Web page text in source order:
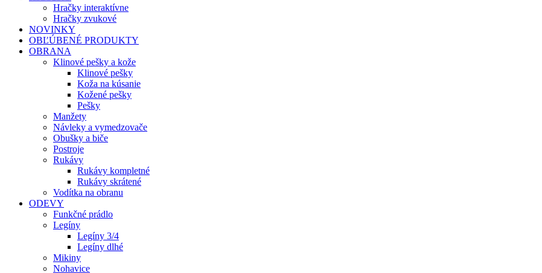
Hračky interaktívne
Hračky zvukové
NOVINKY
OBĽÚBENÉ PRODUKTY
OBRANA
Klinové pešky a kože
Klinové pešky
Koža na kúsanie
Kožené pešky
Pešky
Manžety
Návleky a vymedzovače
Obušky a biče
Postroje
Rukávy
Rukávy kompletné
Rukávy skrátené
Vodítka na obranu
ODEVY
Funkčné prádlo
Legíny
Legíny 3/4
Legíny dlhé
Mikiny
Nohavice